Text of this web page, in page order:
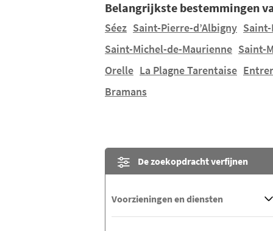
Belangrijkste bestemmingen
Séez Saint-Pierre-d’Albigny
Saint-Michel-de-Maurienne Saint-
Orelle La Plagne Tarentaise
Bramans
De zoekopdracht verfijnen
Voorzieningen en diensten